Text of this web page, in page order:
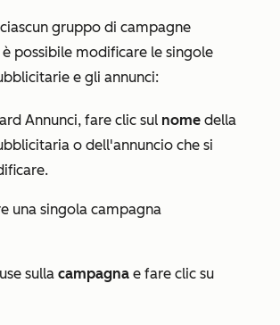
gruppo di campagne
possibile modificare le singole
e gli annunci:
Annunci, fare clic sul nome della
o dell'annuncio che si
una singola campagna
sulla campagna e fare clic su